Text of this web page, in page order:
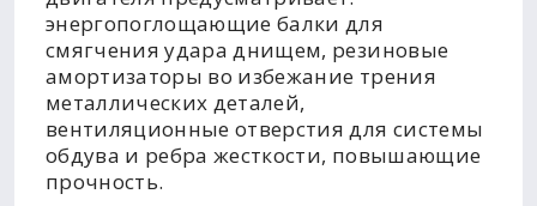
энергопоглощающие балки для
смягчения удара днищем, резиновые
амортизаторы во избежание трения
металлических деталей,
вентиляционные отверстия для системы
обдува и ребра жесткости, повышающие
прочность.